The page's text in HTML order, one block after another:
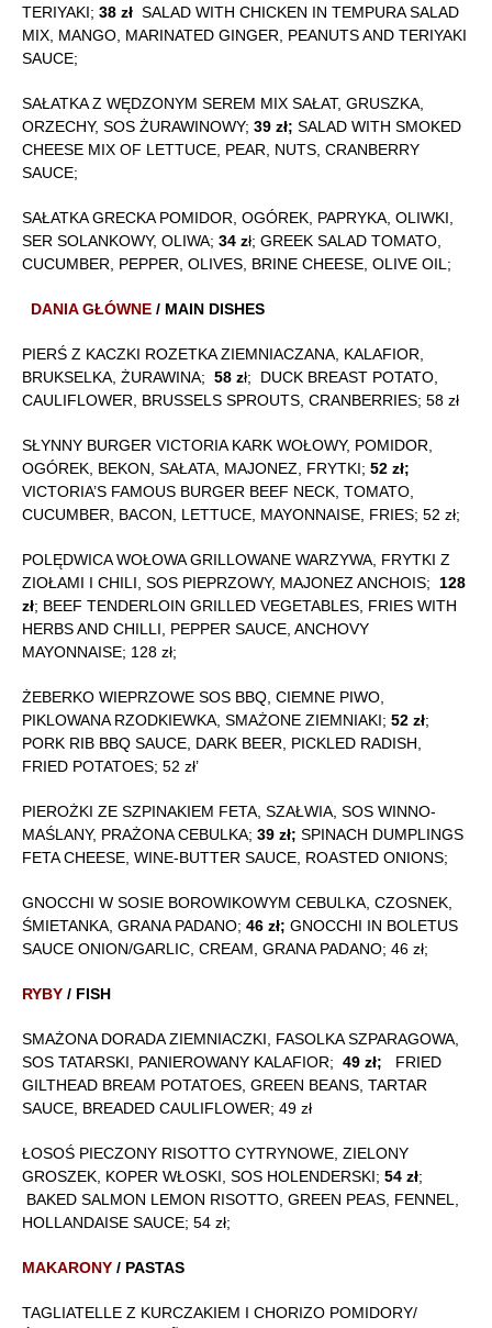
TERIYAKI; 38 zł SALAD WITH CHICKEN IN TEMPURA SALAD
MIX, MANGO, MARINATED GINGER, PEANUTS AND TERIYAKI
SAUCE;
SAŁATKA Z WĘDZONYM SEREM MIX SAŁAT, GRUSZKA,
ORZECHY, SOS ŻURAWINOWY; 39 zł; SALAD WITH SMOKED
CHEESE MIX OF LETTUCE, PEAR, NUTS, CRANBERRY
SAUCE;
SAŁATKA GRECKA POMIDOR, OGÓREK, PAPRYKA, OLIWKI,
SER SOLANKOWY, OLIWA; 34 zł; GREEK SALAD TOMATO,
CUCUMBER, PEPPER, OLIVES, BRINE CHEESE, OLIVE OIL;
DANIA GŁÓWNE / MAIN DISHES
PIERŚ Z KACZKI ROZETKA ZIEMNIACZANA, KALAFIOR,
BRUKSELKA, ŻURAWINA; 58 zł; DUCK BREAST POTATO,
CAULIFLOWER, BRUSSELS SPROUTS, CRANBERRIES; 58 zł
SŁYNNY BURGER VICTORIA KARK WOŁOWY, POMIDOR,
OGÓREK, BEKON, SAŁATA, MAJONEZ, FRYTKI; 52 zł;
VICTORIA’S FAMOUS BURGER BEEF NECK, TOMATO,
CUCUMBER, BACON, LETTUCE, MAYONNAISE, FRIES; 52 zł;
POLĘDWICA WOŁOWA GRILLOWANE WARZYWA, FRYTKI Z
ZIOŁAMI I CHILI, SOS PIEPRZOWY, MAJONEZ ANCHOIS; 128
zł; BEEF TENDERLOIN GRILLED VEGETABLES, FRIES WITH
HERBS AND CHILLI, PEPPER SAUCE, ANCHOVY
MAYONNAISE; 128 zł;
ŻEBERKO WIEPRZOWE SOS BBQ, CIEMNE PIWO,
PIKLOWANA RZODKIEWKA, SMAŻONE ZIEMNIAKI; 52 zł;
PORK RIB BBQ SAUCE, DARK BEER, PICKLED RADISH,
FRIED POTATOES; 52 zł’
PIEROŻKI ZE SZPINAKIEM FETA, SZAŁWIA, SOS WINNO-
MAŚLANY, PRAŻONA CEBULKA; 39 zł; SPINACH DUMPLINGS
FETA CHEESE, WINE-BUTTER SAUCE, ROASTED ONIONS;
GNOCCHI W SOSIE BOROWIKOWYM CEBULKA, CZOSNEK,
ŚMIETANKA, GRANA PADANO; 46 zł; GNOCCHI IN BOLETUS
SAUCE ONION/GARLIC, CREAM, GRANA PADANO; 46 zł;
RYBY / FISH
SMAŻONA DORADA ZIEMNIACZKI, FASOLKA SZPARAGOWA,
SOS TATARSKI, PANIEROWANY KALAFIOR; 49 zł;
FRIED
GILTHEAD BREAM POTATOES, GREEN BEANS, TARTAR
SAUCE, BREADED CAULIFLOWER; 49 zł
ŁOSOŚ PIECZONY RISOTTO CYTRYNOWE, ZIELONY
GROSZEK, KOPER WŁOSKI, SOS HOLENDERSKI; 54 zł;
BAKED SALMON LEMON RISOTTO, GREEN PEAS, FENNEL,
HOLLANDAISE SAUCE; 54 zł;
MAKARONY / PASTAS
TAGLIATELLE Z KURCZAKIEM I CHORIZO POMIDORY/